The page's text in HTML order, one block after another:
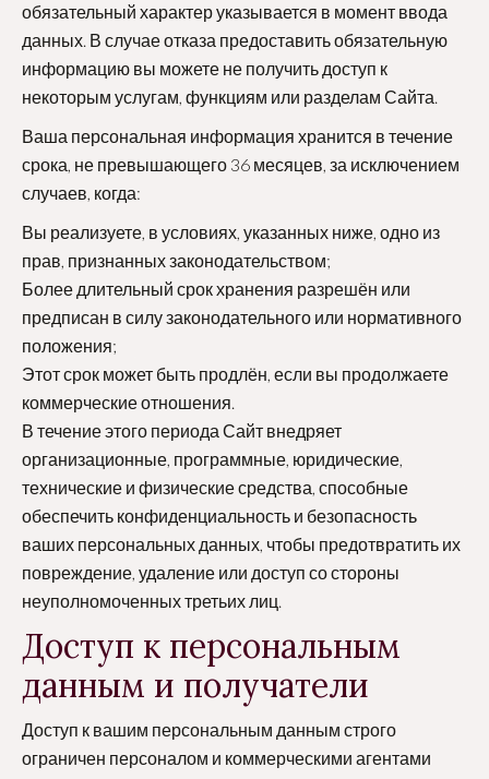
обязательный характер указывается в момент ввода
данных. В случае отказа предоставить обязательную
информацию вы можете не получить доступ к
некоторым услугам, функциям или разделам Сайта.
Ваша персональная информация хранится в течение
срока, не превышающего 36 месяцев, за исключением
случаев, когда:
Вы реализуете, в условиях, указанных ниже, одно из
прав, признанных законодательством;
Более длительный срок хранения разрешён или
предписан в силу законодательного или нормативного
положения;
Этот срок может быть продлён, если вы продолжаете
коммерческие отношения.
В течение этого периода Сайт внедряет
организационные, программные, юридические,
технические и физические средства, способные
обеспечить конфиденциальность и безопасность
ваших персональных данных, чтобы предотвратить их
повреждение, удаление или доступ со стороны
неуполномоченных третьих лиц.
Доступ к персональным
данным и получатели
Доступ к вашим персональным данным строго
ограничен персоналом и коммерческими агентами